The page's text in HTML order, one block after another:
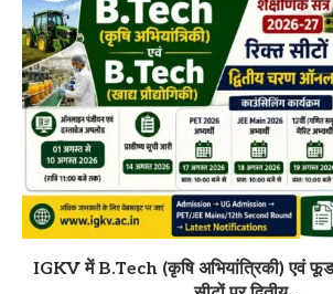
IGKV में B.Tech (कृषि अभियांत्रिकी) एवं फूड